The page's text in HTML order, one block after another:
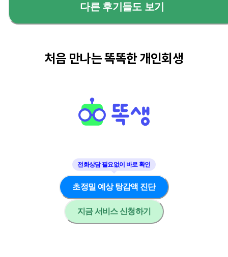
다른 후기들도 보기
처음 만나는 똑똑한 개인회생
초정밀 예상 탕감액 진단
지금 서비스 신청하기